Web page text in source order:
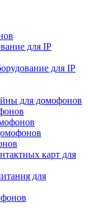
для IP
для IP
для домофонов
карт для
для